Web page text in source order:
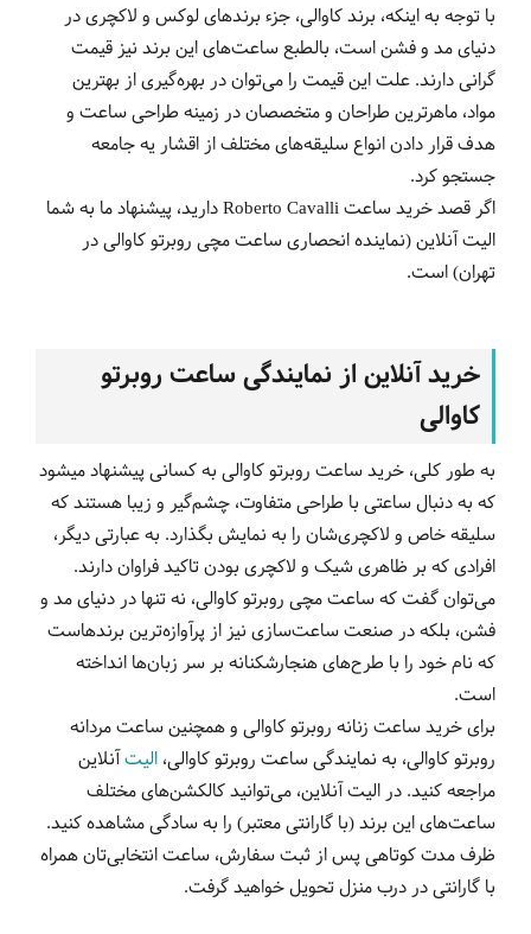
با توجه به اینکه، برند کاوالی، جزء برندهای لوکس و لاکچری در
دنیای مد و فشن است، بالطبع ساعت‌های این برند نیز قیمت
گرانی دارند. علت این قیمت را می‌توان در بهره‌گیری از بهترین
مواد، ماهرترین طراحان و متخصصان در زمینه طراحی ساعت و
هدف قرار دادن انواع سلیقه‌های مختلف از اقشار یه جامعه
جستجو کرد.
اگر قصد خرید ساعتRoberto Cavalliدارید، پیشنهاد ما به شما
الیت آنلاین (نماینده انحصاری ساعت مچی روبرتو کاوالی در
تهران) است.
خرید آنلاین از نمایندگی ساعت روبرتو
کاوالی
به طور کلی، خرید ساعت روبرتو کاوالی به کسانی پیشنهاد میشود
که به دنبال ساعتی با طراحی متفاوت، چشم‌گیر و زیبا هستند که
سلیقه خاص و لاکچری‌شان را به نمایش بگذارد. به عبارتی دیگر،
افرادی که بر ظاهری شیک و لاکچری بودن تاکید فراوان دارند.
می‌توان گفت که ساعت مچی روبرتو کاوالی، نه تنها در دنیای مد و
فشن، بلکه در صنعت ساعت‌سازی نیز از پرآوازه‌ترین برندهاست
که نام خود را با طرح‌های هنجارشکنانه بر سر زبان‌ها انداخته
است.
برای خرید ساعت زنانه روبرتو کاوالی و همچنین ساعت مردانه
روبرتو کاوالی، به نمایندگی ساعت روبرتو کاوالی، الیتآنلاین
مراجعه کنید. در الیت آنلاین، می‌توانید کالکشن‌‌های مختلف
ساعت‌های این برند (با گارانتی معتبر) را به سادگی مشاهده کنید.
ظرف مدت کوتاهی پس از ثبت سفارش، ساعت انتخابی‌تان همراه
با گارانتی در درب منزل تحویل خواهید گرفت.